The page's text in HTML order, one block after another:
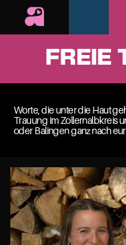
FREIE
Worte, die unter die Haut
Trauung im Zollernalbkreis
oder Balingen ganz nach